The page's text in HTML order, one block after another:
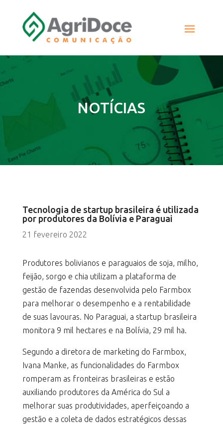
NOTÍCIAS
Tecnologia de startup brasileira é utilizada
por produtores da Bolívia e Paraguai
21 fevereiro 2022
Produtores bolivianos e paraguaios de soja, milho,
feijão, sorgo e chia utilizam a plataforma de
gestão de fazendas desenvolvida pelo Farmbox
para melhorar o desempenho e a rentabilidade
de suas lavouras. No Paraguai, a startup brasileira
monitora 9 mil hectares e na Bolívia, 29 mil ha.
Segundo a diretora de marketing do Farmbox,
Ivana Manke, as funcionalidades do Farmbox
romperam as fronteiras brasileiras e estão
auxiliando produtores da América do Sul a
melhorar suas produtividades, aperfeiçoando a
gestão e a coleta de dados estratégicos dessas